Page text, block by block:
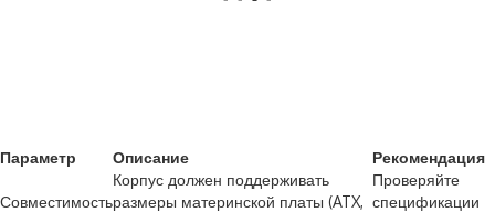
Параметр Описание Рекомендация
Совместимость
Корпус должен поддерживать
размеры материнской платы (ATX,
Проверяйте
спецификации